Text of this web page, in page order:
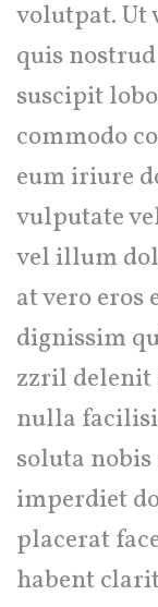
volutpat. Ut
quis
suscipit
commodo
eum iriure
vulputate
vel illum
at vero eros
dignissim
zzril delenit
nulla
soluta
imperdiet
placerat
habent